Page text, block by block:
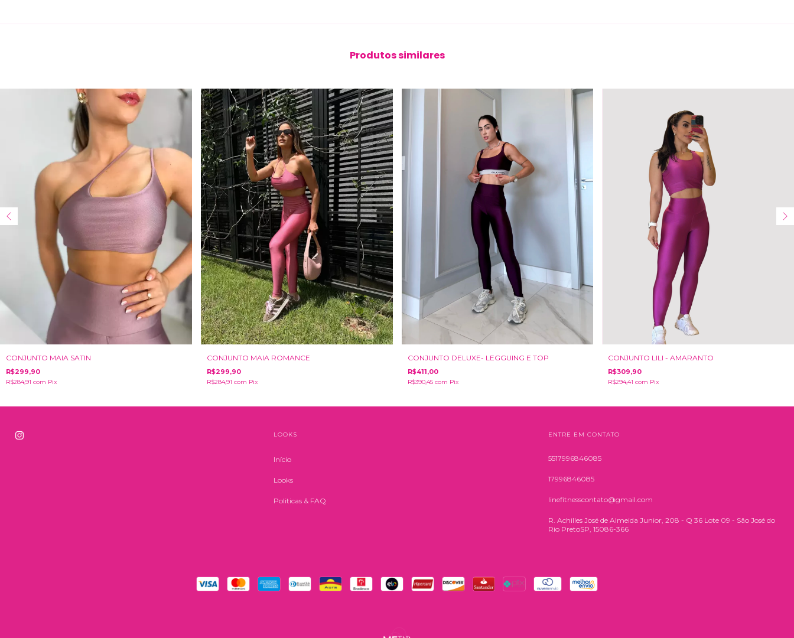
Produtos similares
CONJUNTO MAIA SATIN
R$299,90
R$284,91 com Pix
CONJUNTO MAIA ROMANCE
R$299,90
R$284,91 com Pix
CONJUNTO DELUXE- LEGGUING E TOP
R$411,00
R$390,45 com Pix
CONJUNTO LILI - AMARANTO
R$309,90
R$294,41com Pix
LOOKS
Início
Looks
Politicas & FAQ
ENTRE EM CONTATO
5517996846085
17996846085
linefitnesscontato@gmail.com
R. Achilles José de Almeida Junior, 208 - Q 36 Lote 09 - São José do
Rio PretoSP, 15086-366